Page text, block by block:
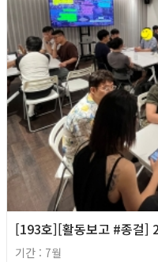
[193호][활동보고 #종걸]
기간 : 7월